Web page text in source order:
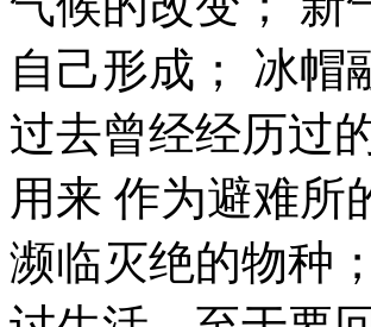
自己形成； 冰帽
过去曾经经历过
用来 作为避难所
濒临灭绝的物种